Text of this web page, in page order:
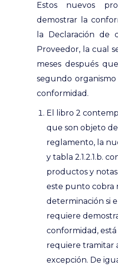
Estos nuevos
demostrar la
la Declaración de
Proveedor, la cual
meses después
segundo
conformidad.
El libro 2
que son objeto
reglamento, la
y tabla 2.1.2.1.b.
productos y
este punto cobra
determinación si
requiere
conformidad,
requiere tramitar
excepción. De